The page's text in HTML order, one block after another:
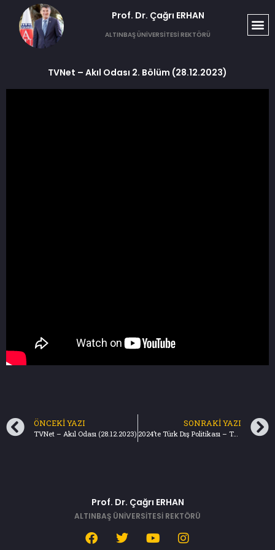
Prof. Dr. Çağrı ERHAN​
ALTINBAŞ ÜNİVERSİTESİ REKTÖRÜ
TVNet – Akıl Odası 2. Bölüm (28.12.2023)
ÖNCEKI YAZI
TVNet – Akıl Odası (28.12.2023)
SONRAKI YAZI
2024’te Türk Dış Politikası – Türkiye Gazetesi (31.12.2023)
Prof. Dr. Çağrı ERHAN
ALTINBAŞ ÜNİVERSİTESİ REKTÖRÜ